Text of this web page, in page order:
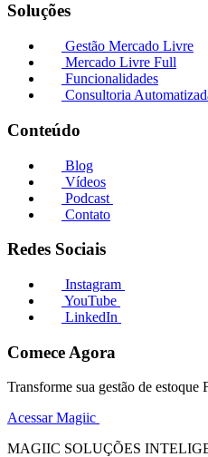
Soluções
Gestão Mercado Livre
Mercado Livre Full
Funcionalidades
Consultoria
Conteúdo
Blog
Vídeos
Podcast
Contato
Redes Sociais
Instagram
YouTube
LinkedIn
Comece Agora
Transforme sua gestão de estoque
Acessar Magiic
MAGIIC SOLUÇÕES